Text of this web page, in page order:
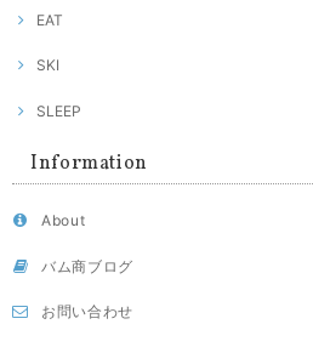
EAT
SKI
SLEEP
Information
About
バム商ブログ
お問い合わせ